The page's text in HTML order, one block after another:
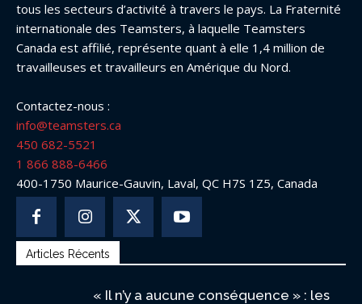
tous les secteurs d’activité à travers le pays. La Fraternité
internationale des Teamsters, à laquelle Teamsters
Canada est affilié, représente quant à elle 1,4 million de
travailleuses et travailleurs en Amérique du Nord.
Contactez-nous :
info@teamsters.ca
450 682-5521
1 866 888-6466
400-1750 Maurice-Gauvin, Laval, QC H7S 1Z5, Canada
Articles Récents
« Il n’y a aucune conséquence » : les